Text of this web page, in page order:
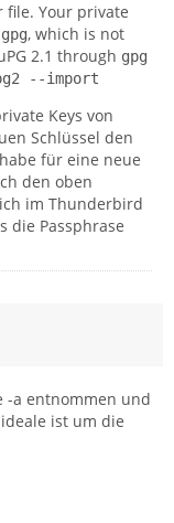
file. Your private
, which is not
2.1 through gpg
--import
Keys von
Schlüssel den
für eine neue
den oben
im Thunderbird
die Passphrase
a entnommen und
ist um die